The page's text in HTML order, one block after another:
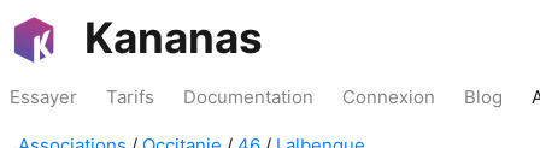
Kananas
Essayer Tarifs Documentation Connexion Blog